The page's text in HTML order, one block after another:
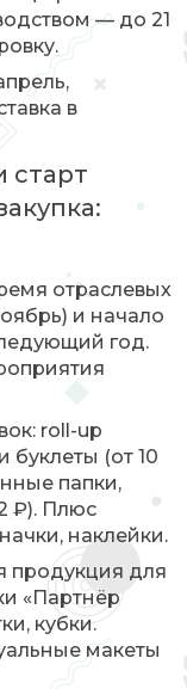
— до 21
в
старт
отраслевых
и начало
год.
roll-up
буклеты (от 10
папки,
₽). Плюс
наклейки.
продукция для
«Партнёр
кубки.
макеты